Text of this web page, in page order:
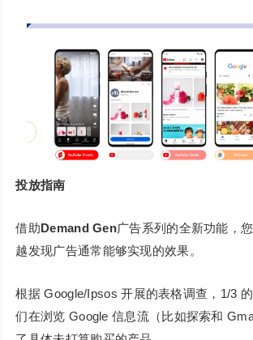
投放指南
借助Demand Gen广告系列的全新功能，
越发现广告通常能够实现的效果。
根据 Google/Ipsos 开展的表格调查，1/3
们在浏览 Google 信息流（比如探索和